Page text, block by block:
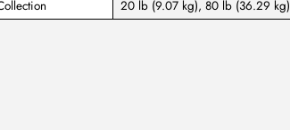
20 lb (9.07 kg), 80 lb (36.29 kg)